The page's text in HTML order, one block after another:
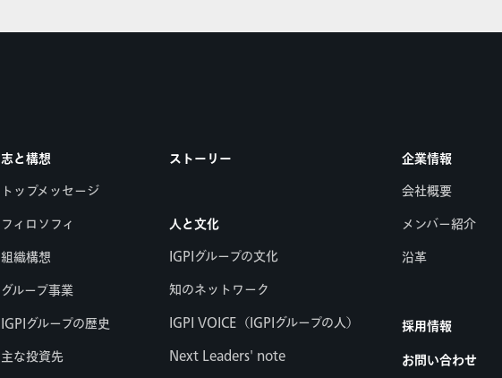
志と構想
トップメッセージ
フィロソフィ
組織構想
グループ事業
IGPIグループの歴史
主な投資先
ストーリー
人と文化
IGPIグループの文化
知のネットワーク
IGPI VOICE（IGPIグループの人）
Next Leaders' note
企業情報
会社概要
メンバー紹介
沿革
採用情報
お問い合わせ